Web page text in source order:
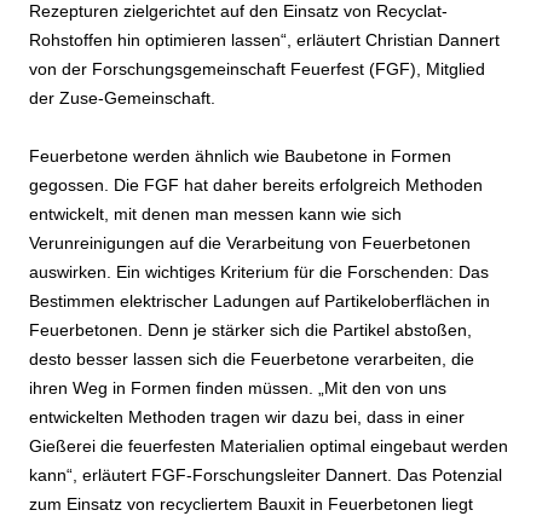
Rezepturen zielgerichtet auf den Einsatz von Recyclat-
Rohstoffen hin optimieren lassen“, erläutert Christian Dannert
von der Forschungsgemeinschaft Feuerfest (FGF), Mitglied
der Zuse-Gemeinschaft.
Feuerbetone werden ähnlich wie Baubetone in Formen
gegossen. Die FGF hat daher bereits erfolgreich Methoden
entwickelt, mit denen man messen kann wie sich
Verunreinigungen auf die Verarbeitung von Feuerbetonen
auswirken. Ein wichtiges Kriterium für die Forschenden: Das
Bestimmen elektrischer Ladungen auf Partikeloberflächen in
Feuerbetonen. Denn je stärker sich die Partikel abstoßen,
desto besser lassen sich die Feuerbetone verarbeiten, die
ihren Weg in Formen finden müssen. „Mit den von uns
entwickelten Methoden tragen wir dazu bei, dass in einer
Gießerei die feuerfesten Materialien optimal eingebaut werden
kann“, erläutert FGF-Forschungsleiter Dannert. Das Potenzial
zum Einsatz von recycliertem Bauxit in Feuerbetonen liegt